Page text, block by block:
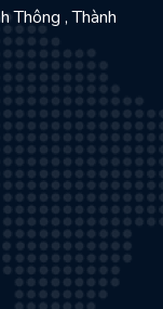
Thông , Thành